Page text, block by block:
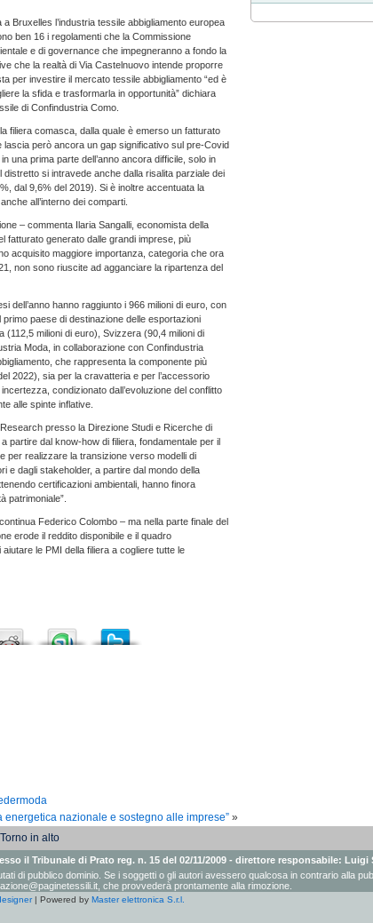
Bruxelles l’industria tessile abbigliamento europea
ben 16 i regolamenti che la Commissione
e di governance che impegneranno a fondo la
che la realtà di Via Castelnuovo intende proporre
per investire il mercato tessile abbigliamento “ed è
la sfida e trasformarla in opportunità” dichiara
di Confindustria Como.
filiera comasca, dalla quale è emerso un fatturato
però ancora un gap significativo sul pre-Covid
una prima parte dell’anno ancora difficile, solo in
si intravede anche dalla risalita parziale dei
dal 9,6% del 2019). Si è inoltre accentuata la
all’interno dei comparti.
– commenta Ilaria Sangalli, economista della
fatturato generato dalle grandi imprese, più
acquisito maggiore importanza, categoria che ora
non sono riuscite ad agganciare la ripartenza del
dell’anno hanno raggiunto i 966 milioni di euro, con
paese di destinazione delle esportazioni
milioni di euro), Svizzera (90,4 milioni di
Moda, in collaborazione con Confindustria
che rappresenta la componente più
2022), sia per la cravatteria e per l’accessorio
condizionato dall’evoluzione del conflitto
alle spinte inflative.
presso la Direzione Studi e Ricerche di
partire dal know-how di filiera, fondamentale per il
per realizzare la transizione verso modelli di
e dagli stakeholder, a partire dal mondo della
certificazioni ambientali, hanno finora
patrimoniale”.
Federico Colombo – ma nella parte finale del
erode il reddito disponibile e il quadro
le PMI della filiera a cogliere tutte le
energetica nazionale e sostegno alle imprese” »
Torno in alto
il Tribunale di Prato reg. n. 15 del 02/11/2009 - direttore responsabile: Luigi
di pubblico dominio. Se i soggetti o gli autori avessero qualcosa in contrario alla
, che provvederà prontamente alla rimozione.
| Powered byMaster elettronica S.r.l.